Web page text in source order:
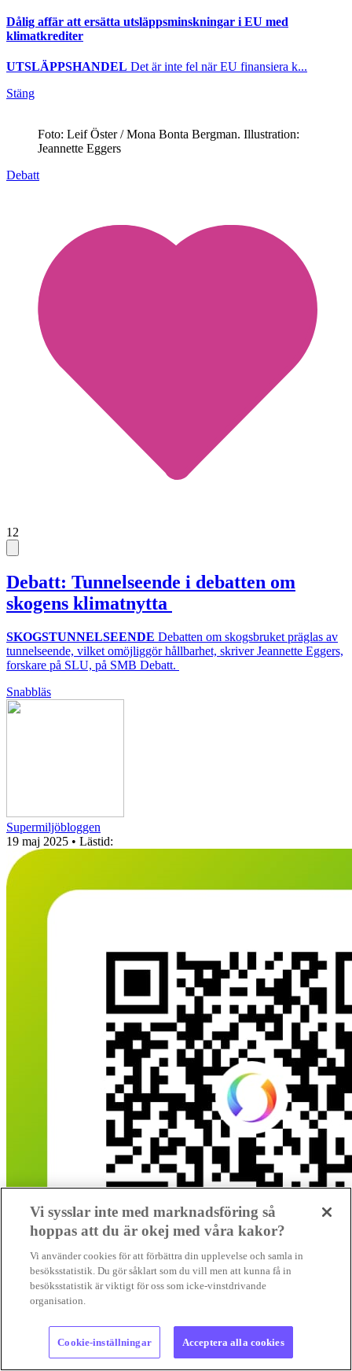
Dålig affär att ersätta utsläppsminskningar i EU med
klimatkrediter
UTSLÄPPSHANDEL Det är inte fel när EU finansiera k...
Stäng
Foto: Leif Öster / Mona Bonta Bergman. Illustration:
Jeannette Eggers
Debatt
12
Debatt: Tunnelseende i debatten om
skogens klimatnytta
SKOGSTUNNELSEENDE Debatten om skogsbruket präglas av
tunnelseende, vilket omöjliggör hållbarhet, skriver Jeannette Eggers,
forskare på SLU, på SMB Debatt.
Snabbläs
Supermiljöbloggen
19 maj 2025 • Lästid:
Vi sysslar inte med marknadsföring så
hoppas att du är okej med våra kakor?
Vi använder cookies för att förbättra din upplevelse och samla in
besöksstatistik. Du gör såklart som du vill men att kunna få in
besöksstatistik är viktigt för oss som icke-vinstdrivande
organisation.
Cookie-inställningar Acceptera alla cookies